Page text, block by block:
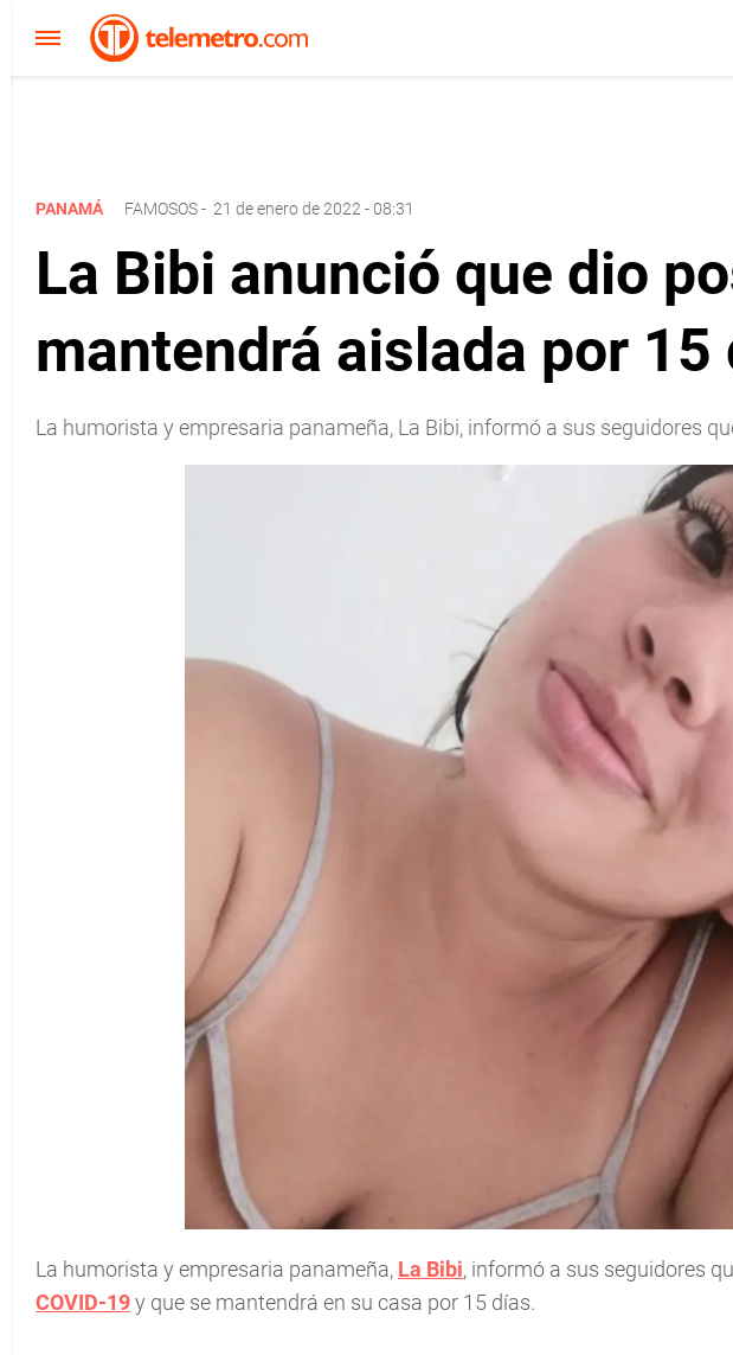
PANAMÁ FAMOSOS- 21 de enero de 2022 - 08:31
La Bibi anunció que dio
mantendrá aislada por 15
La humorista y empresaria panameña, La Bibi, informó a sus seguidores
La humorista y empresaria panameña, La Bibi, informó a sus seguidores
COVID-19y que se mantendrá en su casa por 15 días.